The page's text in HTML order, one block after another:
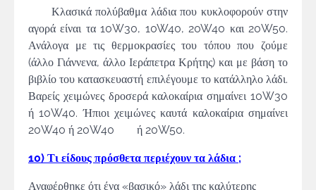
Κλασικά πολύβαθμα λάδια που κυκλοφορούν στην
αγορά είναι τα 10W30, 10W40, 20W40 και 20W50.
Ανάλογα με τις θερμοκρασίες του τόπου που ζούμε
(άλλο Γιάννενα, άλλο Ιεράπετρα Κρήτης) και με βάση το
βιβλίο του κατασκευαστή επιλέγουμε το κατάλληλο λάδι.
Βαρείς χειμώνες δροσερά καλοκαίρια σημαίνει 10W30
ή 10W40. Ήπιοι χειμώνες καυτά καλοκαίρια σημαίνει
20W40 ή 20W40 ή 20W50.
10) Τι είδους πρόσθετα περιέχουν τα λάδια ;
Αναφέρθηκε ότι ένα «βασικό» λάδι της καλύτερης